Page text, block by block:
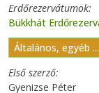
Erdőrezervátumok
Bükkhát
Általános, egyéb ...
Első szerző
Gyenizse Péter